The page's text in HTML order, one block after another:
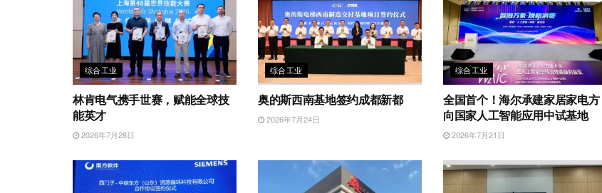
综合工业
林肯电气携手世赛，赋能全球技
能英才
2026年7月28日
综合工业
奥的斯西南基地签约成都新都
2026年7月24日
综合工业
全国首个！海尔承建家居家电方
向国家人工智能应用中试基地
2026年7月21日